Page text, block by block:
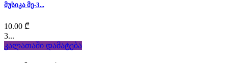
exact
https://
with
მუსიკა მე-3...
10.00 ₾
3...
კალათაში დამატება